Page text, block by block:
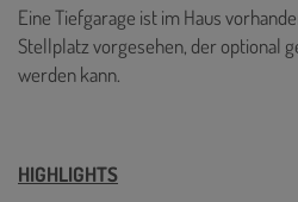
Eine Tiefgarage ist im Haus
Stellplatz vorgesehen, der optional
werden kann.
HIGHLIGHTS